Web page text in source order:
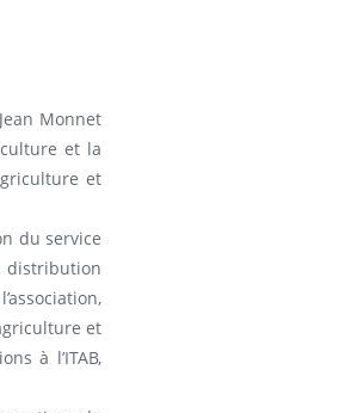
Monnet
et la
et
du service
distribution
et
à l’ITAB,